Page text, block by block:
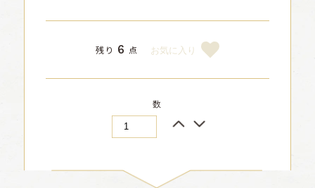
残り 6 点 お気に入り
数